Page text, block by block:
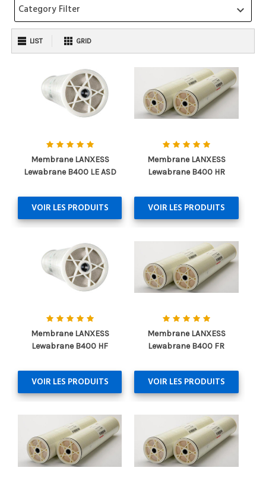
Category Filter keyboard_arrow_down
LIST GRID
Membrane LANXESS
Lewabrane B400 LE ASD
VOIR LES PRODUITS
Membrane LANXESS
Lewabrane B400 HR
VOIR LES PRODUITS
Membrane LANXESS
Lewabrane B400 HF
VOIR LES PRODUITS
Membrane LANXESS
Lewabrane B400 FR
VOIR LES PRODUITS